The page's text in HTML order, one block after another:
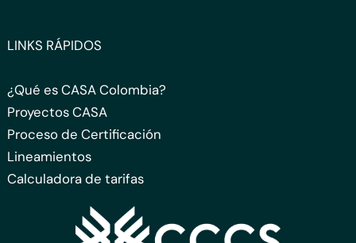
LINKS RÁPIDOS
¿Qué es CASA Colombia?
Proyectos CASA
Proceso de Certificación
Lineamientos
Calculadora de tarifas